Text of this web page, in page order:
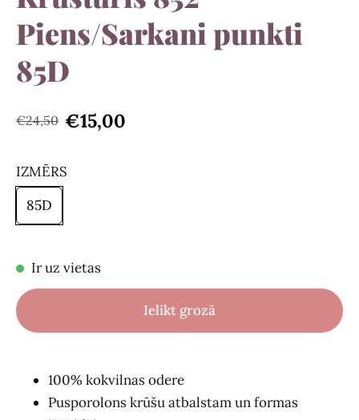
Piens/Sarkani punkti
85D
€24,50 €15,00
IZMĒRS
85D
Ir uz vietas
Ielikt grozā
100% kokvilnas odere
Pusporolons krūšu atbalstam un formas